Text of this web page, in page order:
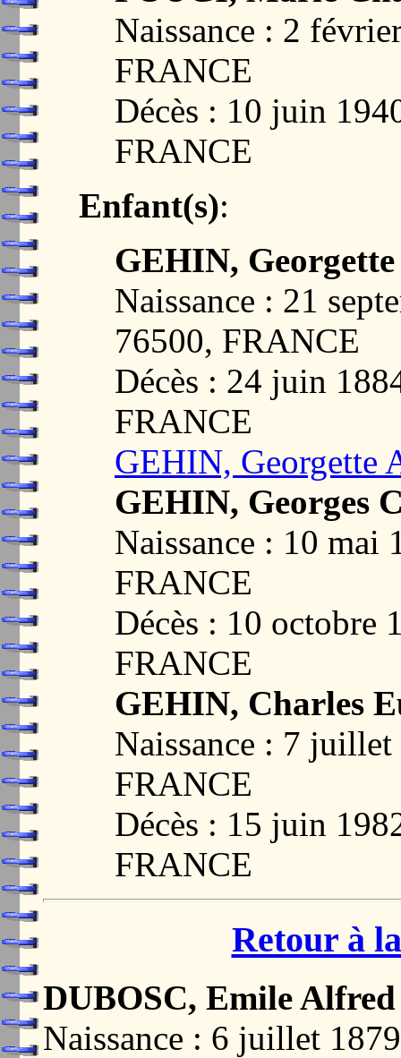
Naissance : 2
FRANCE
Décès : 10 juin
FRANCE
Enfant(s):
GEHIN,
Naissance : 21
76500, FRANCE
Décès : 24 juin
FRANCE
GEHIN, Georgette
GEHIN, Georges
Naissance : 10 mai
FRANCE
Décès : 10 octobre
FRANCE
GEHIN, Charles
Naissance : 7
FRANCE
Décès : 15 juin
FRANCE
Retour à
DUBOSC, Emile Alfred
Naissance : 6 juillet